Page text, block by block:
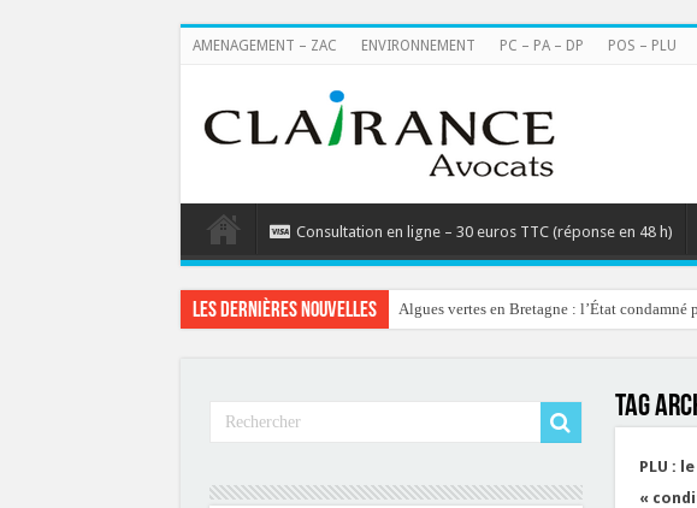
AMENAGEMENT – ZAC ENVIRONNEMENT PC – PA – DP POS – PLU
Consultation en ligne – 30 euros TTC (réponse en 48 h)
Les dernières nouvelles Algues vertes en Bretagne : l’État
Tag
PLU :
«